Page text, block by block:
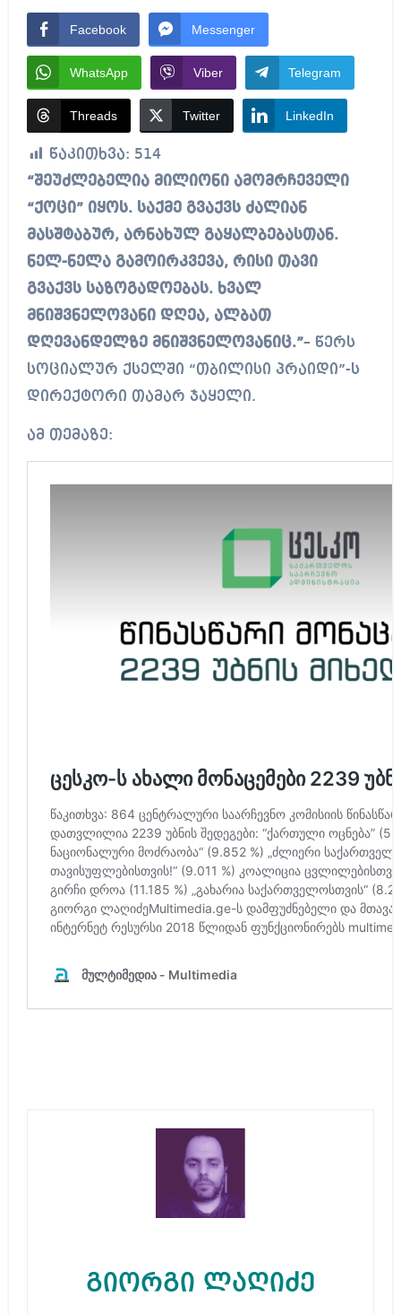
Facebook Messenger
WhatsApp Viber Telegram
Threads Twitter LinkedIn
წაკითხვა: 514
“შეუძლებელია მილიონი ამომრჩეველი
“ქოცი” იყოს. საქმე გვაქვს ძალიან
მასშტაბურ, არნახულ გაყალბებასთან.
ნელ-ნელა გამოირკვევა, რისი თავი
გვაქვს საზოგადოებას. ხვალ
მნიშვნელოვანი დღეა, ალბათ
დღევანდელზე მნიშვნელოვანიც.”– წერს
სოციალურ ქსელში “თბილისი პრაიდი”-ს
დირექტორი თამარ ჯაყელი.
ამ თემაზე:
გიორგი ლაღიძე